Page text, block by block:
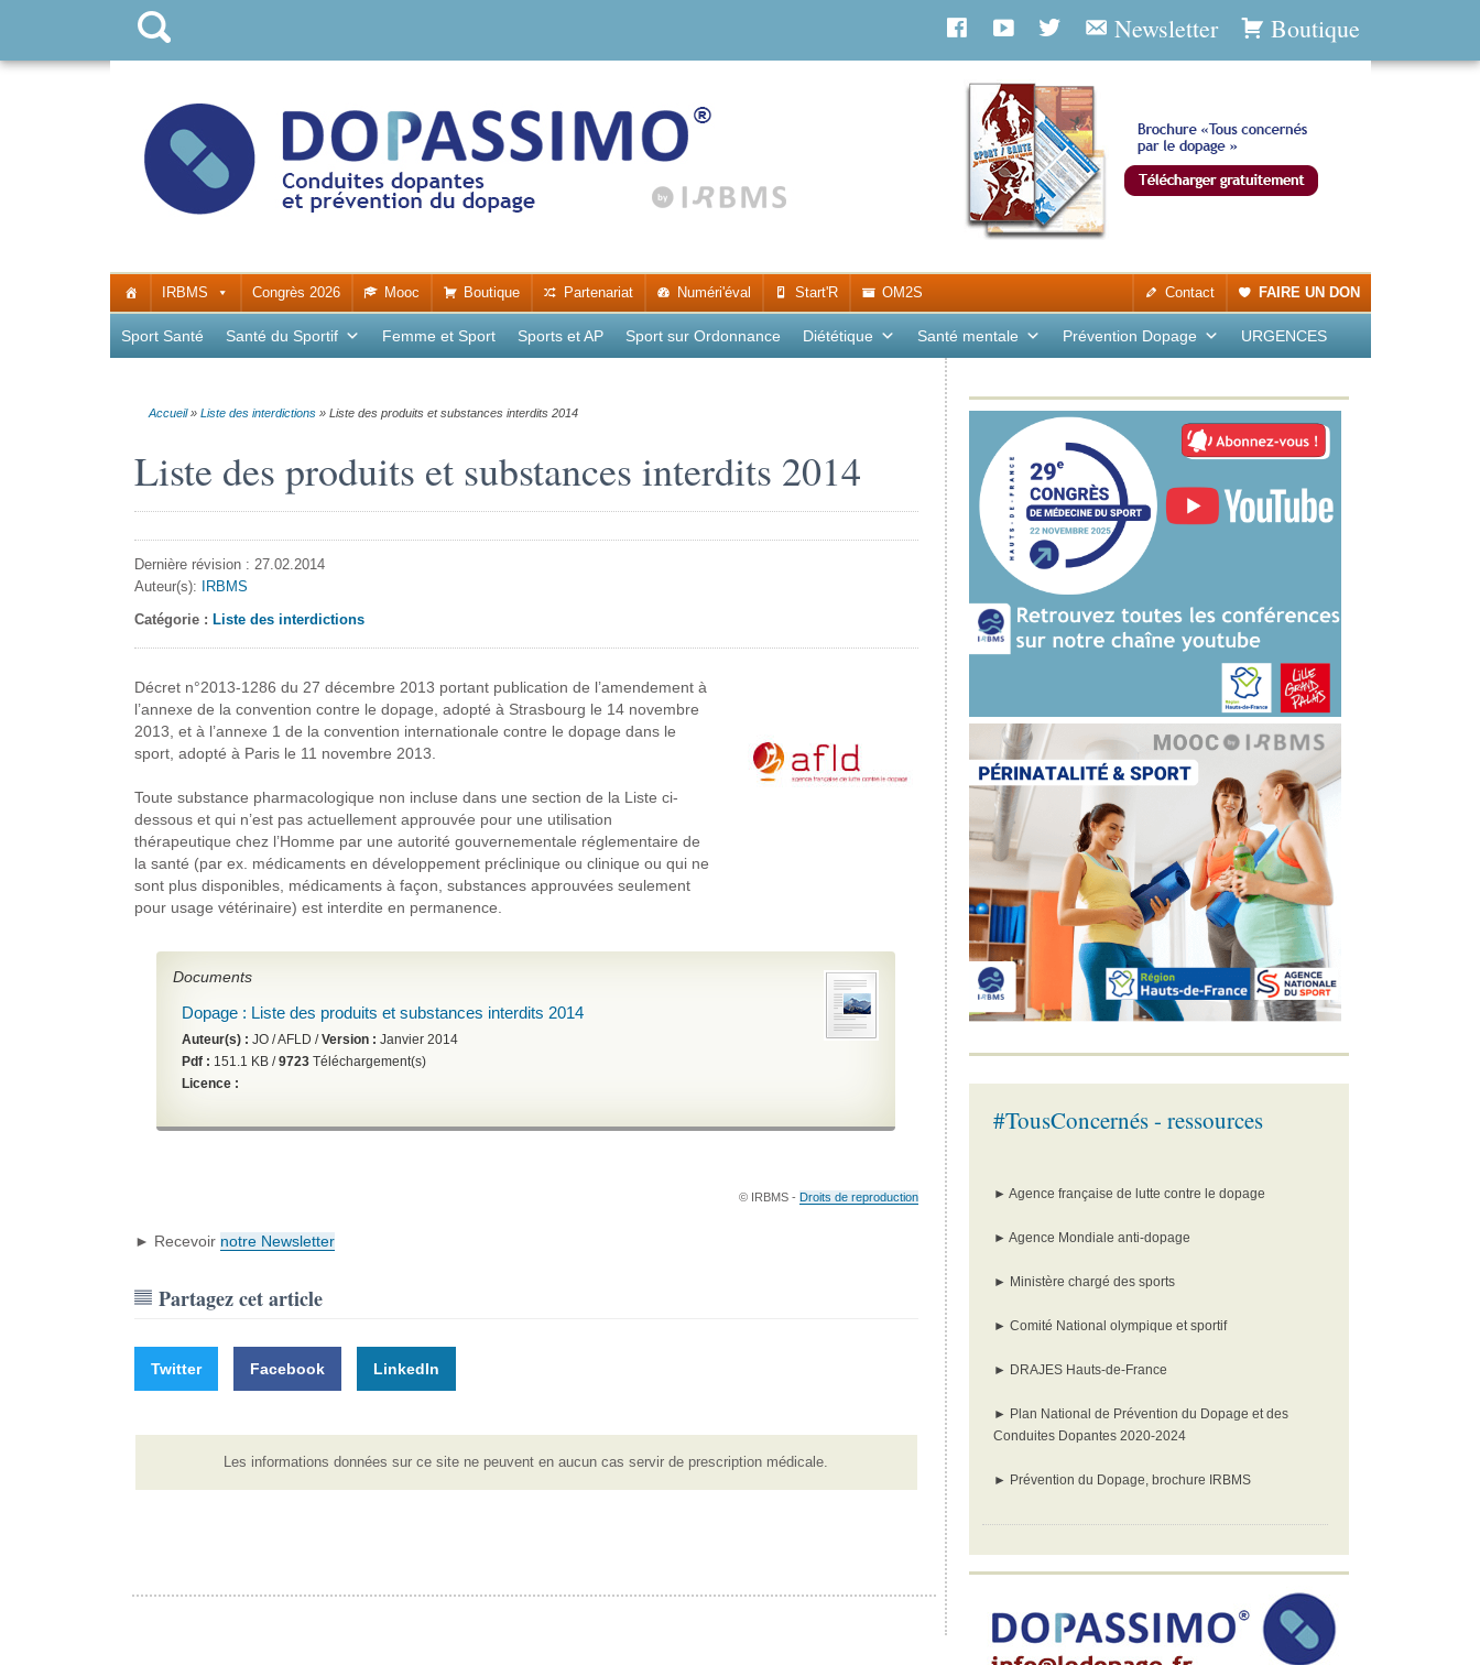
Boutique
Newsletter
IRBMS Congrès 2026 Mooc Boutique Partenariat Numéri'éval Start'R OM2S FAIRE UN DON
Contact
Sport Santé Santé du Sportif Femme et Sport Sports et AP Sport sur Ordonnance Diététique Santé mentale Prévention Dopage URGENCES
Accueil» Liste des interdictions» Liste des produits et substances interdits 2014
Liste des produits et substances interdits 2014
Dernière révision : 27.02.2014
Auteur(s):
IRBMS
Catégorie : Liste des interdictions
Décret n°2013-1286 du 27 décembre 2013 portant publication de l’amendement à
l’annexe de la convention contre le dopage, adopté à Strasbourg le 14 novembre
2013, et à l’annexe 1 de la convention internationale contre le dopage dans le
sport, adopté à Paris le 11 novembre 2013.
Toute substance pharmacologique non incluse dans une section de la Liste ci-
dessous et qui n’est pas actuellement approuvée pour une utilisation
thérapeutique chez l’Homme par une autorité gouvernementale réglementaire de
la santé (par ex. médicaments en développement préclinique ou clinique ou qui ne
sont plus disponibles, médicaments à façon, substances approuvées seulement
pour usage vétérinaire) est interdite en permanence.
Documents
Dopage : Liste des produits et substances interdits 2014
Auteur(s) : JO / AFLD /Version : Janvier 2014
Pdf : 151.1 KB /9723 Téléchargement(s)
Licence :
© IRBMS - Droits de reproduction
► Recevoir notre Newsletter
Partagez cet article
Twitter Facebook LinkedIn
Les informations données sur ce site ne peuvent en aucun cas servir de prescription médicale.
#TousConcernés - ressources
► Agence française de lutte contre le dopage
► Agence Mondiale anti-dopage
► Ministère chargé des sports
► Comité National olympique et sportif
► DRAJES Hauts-de-France
► Plan National de Prévention du Dopage et des
Conduites Dopantes 2020-2024
► Prévention du Dopage, brochure IRBMS